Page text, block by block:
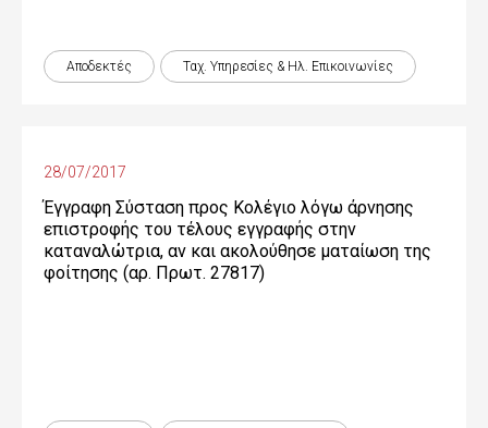
Αποδεκτές Ταχ. Υπηρεσίες & Ηλ. Επικοινωνίες
28/07/2017
Έγγραφη Σύσταση προς Κολέγιο λόγω άρνησης
επιστροφής του τέλους εγγραφής στην
καταναλώτρια, αν και ακολούθησε ματαίωση της
φοίτησης (αρ. Πρωτ. 27817)